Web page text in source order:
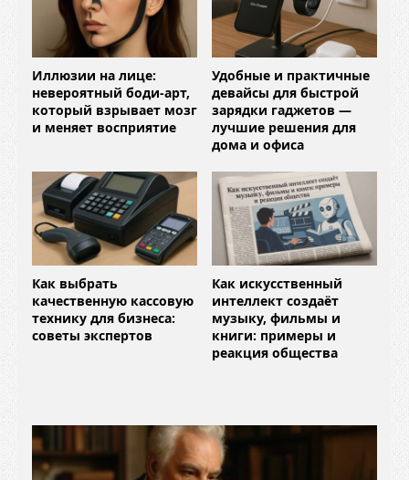
Иллюзии на лице:
невероятный боди-арт,
который взрывает мозг
и меняет восприятие
Удобные и практичные
девайсы для быстрой
зарядки гаджетов —
лучшие решения для
дома и офиса
Как выбрать
качественную кассовую
технику для бизнеса:
советы экспертов
Как искусственный
интеллект создаёт
музыку, фильмы и
книги: примеры и
реакция общества